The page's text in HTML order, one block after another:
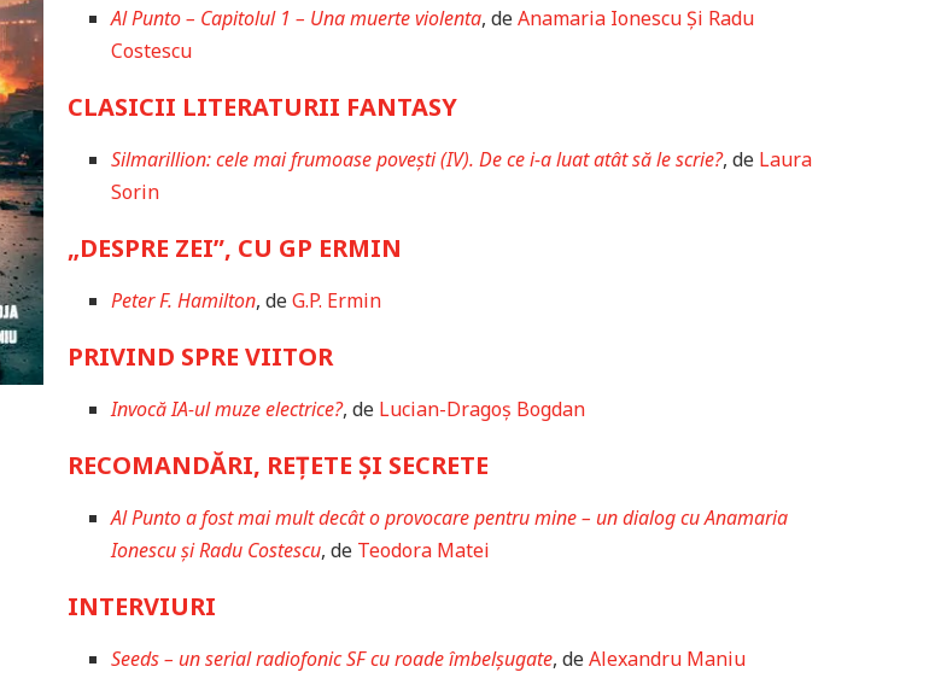
Al Punto – Capitolul 1 – Una muerte violenta, deAnamaria Ionescu Și Radu
Costescu
CLASICII LITERATURII FANTASY
Silmarillion: cele mai frumoase povești (IV). De ce i-a luat atât să le scrie?, de Laura
Sorin
„DESPRE ZEI”, CU GP ERMIN
Peter F. Hamilton, deG.P. Ermin
PRIVIND SPRE VIITOR
Invocă IA-ul muze electrice?, de Lucian-Dragoș Bogdan
RECOMANDĂRI, REȚETE ȘI SECRETE
Al Punto a fost mai mult decât o provocare pentru mine – un dialog cu Anamaria
Ionescu și Radu Costescu, de Teodora Matei
INTERVIURI
Seeds – un serial radiofonic SF cu roade îmbelșugate, deAlexandru Maniu